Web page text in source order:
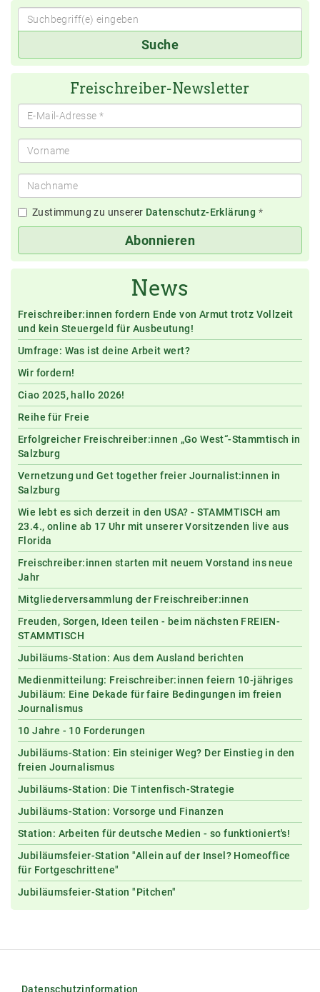
Suche
Freischreiber-Newsletter
Zustimmung zu unserer Datenschutz-Erklärung *
Abonnieren
News
Freischreiber:innen fordern Ende von Armut trotz Vollzeit
und kein Steuergeld für Ausbeutung!
Umfrage: Was ist deine Arbeit wert?
Wir fordern!
Ciao 2025, hallo 2026!
Reihe für Freie
Erfolgreicher Freischreiber:innen „Go West“-Stammtisch in
Salzburg
Vernetzung und Get together freier Journalist:innen in
Salzburg
Wie lebt es sich derzeit in den USA? - STAMMTISCH am
23.4., online ab 17 Uhr mit unserer Vorsitzenden live aus
Florida
Freischreiber:innen starten mit neuem Vorstand ins neue
Jahr
Mitgliederversammlung der Freischreiber:innen
Freuden, Sorgen, Ideen teilen - beim nächsten FREIEN-
STAMMTISCH
Jubiläums-Station: Aus dem Ausland berichten
Medienmitteilung: Freischreiber:innen feiern 10-jähriges
Jubiläum: Eine Dekade für faire Bedingungen im freien
Journalismus
10 Jahre - 10 Forderungen
Jubiläums-Station: Ein steiniger Weg? Der Einstieg in den
freien Journalismus
Jubiläums-Station: Die Tintenfisch-Strategie
Jubiläums-Station: Vorsorge und Finanzen
Station: Arbeiten für deutsche Medien - so funktioniert's!
Jubiläumsfeier-Station "Allein auf der Insel? Homeoffice
für Fortgeschrittene"
Jubiläumsfeier-Station "Pitchen"
Datenschutzinformation